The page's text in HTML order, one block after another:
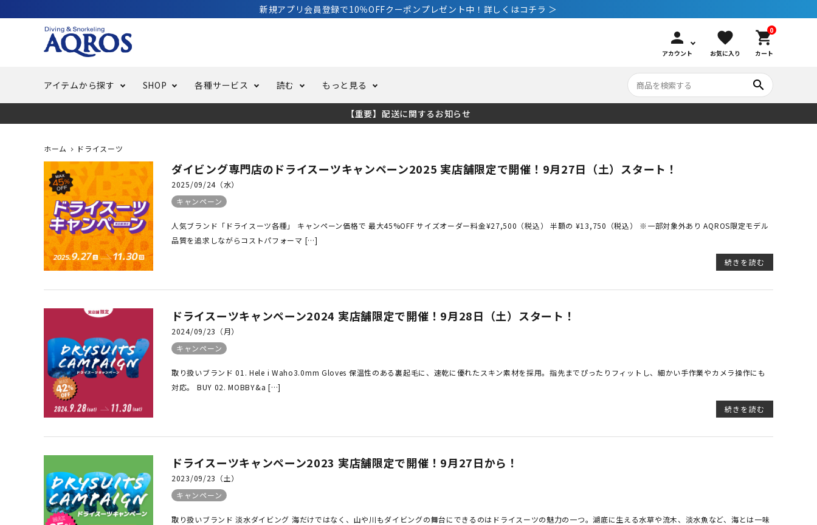
新規アプリ会員登録で10％OFFクーポンプレゼント中！詳しくはコチラ ＞
person
アカウント
favorite
お気に入り
0
shopping_cart
カート
アイテムから探す
フリースタイルダイビング スキューバダイビング 水中ライト・ビデオライト 水中カメラ機材
バッグ・ケース
スピア・銛（モリ） スイミング
SHOP 各種サービス 読む
でしか ちょい足しカスタム 今コレ愛用してます！ ブランド紹介
もっと見る
LINE ID連携でお買い物が便利に メルマガ登録 海の遊びをもっと知る コンセプト
求人
search
【重要】配送に関するお知らせ
ホーム ドライスーツ
ダイビング専門店のドライスーツキャンペーン2025 実店舗限定で開催！9月27日（土）スタート！
2025/09/24（水）
キャンペーン
人気ブランド「ドライスーツ各種」 キャンペーン価格で 最大45%OFF サイズオーダー料金¥27,500（税込） 半額の ¥13,750（税込） ※一部対象外あり AQROS限定モデル
品質を追求しながらコストパフォーマ […]
続きを読む
ドライスーツキャンペーン2024 実店舗限定で開催！9月28日（土）スタート！
2024/09/23（月）
キャンペーン
取り扱いブランド 01. Hele i Waho3.0mm Gloves 保温性のある裏起毛に、速乾に優れたスキン素材を採用。指先までぴったりフィットし、細かい手作業やカメラ操作にも
対応。 BUY 02. MOBBY&a […]
続きを読む
ドライスーツキャンペーン2023 実店舗限定で開催！9月27日から！
2023/09/23（土）
キャンペーン
取り扱いブランド 淡水ダイビング 海だけではなく、山や川もダイビングの舞台にできるのはドライスーツの魅力の一つ。湖底に生える水草や流木、淡水魚など、海とは一味